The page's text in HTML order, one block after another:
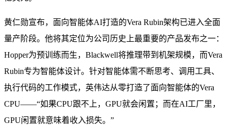
黄仁勋宣布，面向智能体AI打造的Vera Rubin架构已进入全面
量产阶段。他将其定位为公司历史上最重要的产品发布之一：
Hopper为预训练而生，Blackwell将推理带到机架规模，而Vera
Rubin专为智能体设计。针对智能体需不断思考、调用工具、
执行代码的工作模式，英伟达从零打造了面向智能体的Vera
CPU——“如果CPU跟不上，GPU就会闲置；而在AI工厂里，
GPU闲置就意味着收入损失。”